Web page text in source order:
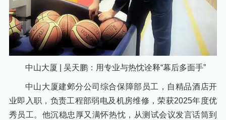
中山大厦 | 吴天鹏：用专业与热忱诠释“幕后多面手”
中山大厦建邺分公司综合保障部员工，自精品酒店开
业即入职，负责工程部弱电及机房维修，荣获2025年度优
秀员工。他沉稳忠厚又满怀热忱，从测试会议发言话筒到